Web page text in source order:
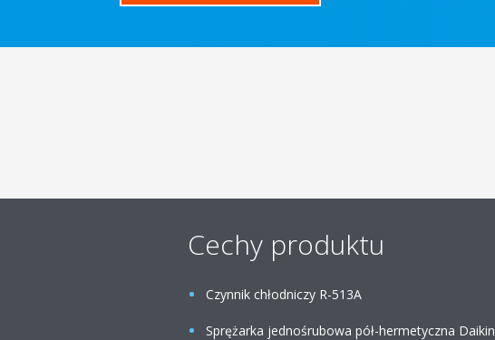
Cechy produktu
Czynnik chłodniczy R-513A
Sprężarka jednośrubowa pół-hermetyczna Daikin